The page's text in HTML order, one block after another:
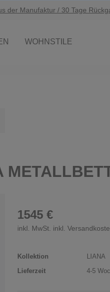
der Manufaktur / 30 Tage
WOHNSTILE
1545 €
inkl. MwSt. inkl.
Kollektion
LIANA
Lieferzeit
4-5